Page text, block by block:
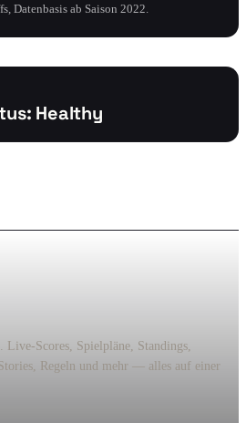
Datenbasis ab Saison 2022.
Healthy
Live-Scores, Spielpläne, Standings,
Regeln und mehr — alles auf einer